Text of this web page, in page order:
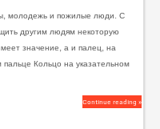
молодежь и пожилые люди. С
другим людям некоторую
значение, а и палец, на
Кольцо на указательном
Continue reading »